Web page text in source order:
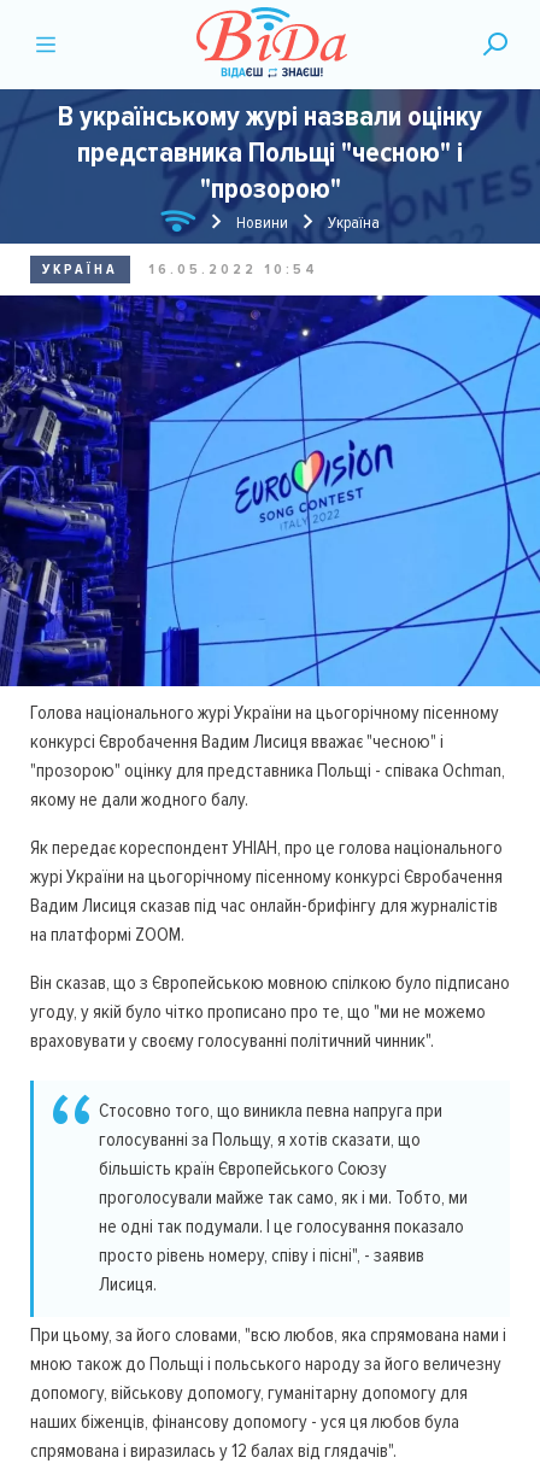
В українському журі назвали оцінку
представника Польщі "чесною" і
"прозорою"
Новини Україна
УКРАЇНА 16.05.2022 10:54
Голова національного журі України на цьогорічному пісенному
конкурсі Євробачення Вадим Лисиця вважає "чесною" і
"прозорою" оцінку для представника Польщі - співака Ochman,
якому не дали жодного балу.
Як передає кореспондент УНІАН, про це голова національного
журі України на цьогорічному пісенному конкурсі Євробачення
Вадим Лисиця сказав під час онлайн-брифінгу для журналістів
на платформі ZOOM.
Він сказав, що з Європейською мовною спілкою було підписано
угоду, у якій було чітко прописано про те, що "ми не можемо
враховувати у своєму голосуванні політичний чинник".
Стосовно того, що виникла певна напруга при
голосуванні за Польщу, я хотів сказати, що
більшість країн Європейського Союзу
проголосували майже так само, як і ми. Тобто, ми
не одні так подумали. І це голосування показало
просто рівень номеру, співу і пісні", - заявив
Лисиця.
При цьому, за його словами, "всю любов, яка спрямована нами і
мною також до Польщі і польського народу за його величезну
допомогу, військову допомогу, гуманітарну допомогу для
наших біженців, фінансову допомогу - уся ця любов була
спрямована і виразилась у 12 балах від глядачів".